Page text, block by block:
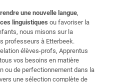
une nouvelle langue,
linguistiques ou favoriser la
nous misons sur la
professeurs à Etterbeek.
élèves-profs, Apprentus
vos besoins en matière
ou de perfectionnement dans la
une sélection complète de